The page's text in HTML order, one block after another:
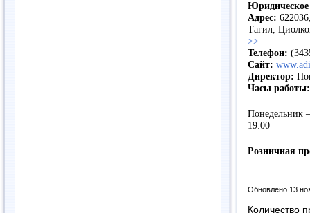
Юридическое
Адрес:
Тагил,
>>
Телефон:
Сайт:
Директор:
Часы работы:
Понедельник
19:00
Розничная
Обновлено 13
Количество